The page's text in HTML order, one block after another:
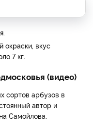
окраски, вкус
7 кг.
(видео)
сортов арбузов в
автор и
Самойлова.